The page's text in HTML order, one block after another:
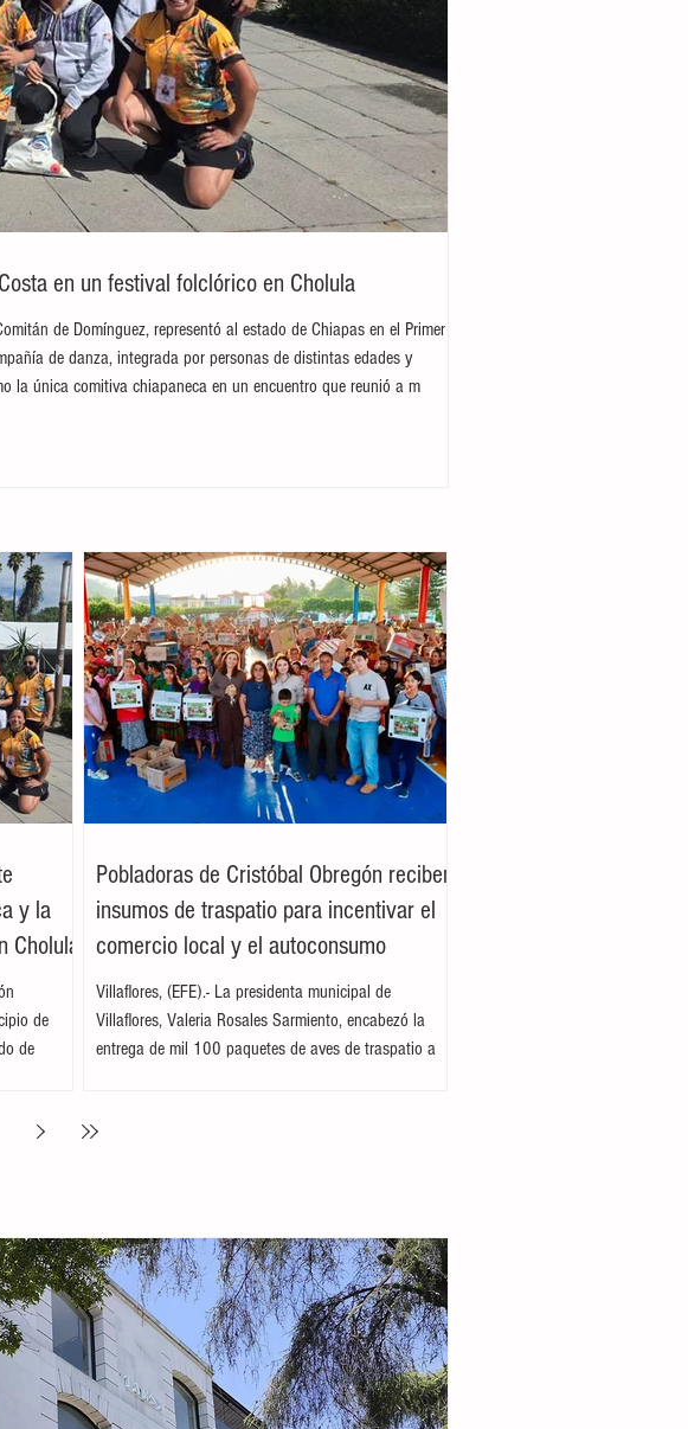
en un festival folclórico en Cholula
de Domínguez, representó al estado de Chiapas en el Primer
de danza, integrada por personas de distintas edades y
la única comitiva chiapaneca en un encuentro que reunió a m
y la
Cholula
de
de
personas
Pobladoras de Cristóbal Obregón reciben
insumos de traspatio para incentivar el
comercio local y el autoconsumo
Villaflores, (EFE).- La presidenta municipal de
Villaflores, Valeria Rosales Sarmiento, encabezó la
entrega de mil 100 paquetes de aves de traspatio a
Tovilla, la alcaldesa destacó que el esquema busca
huevo y carne